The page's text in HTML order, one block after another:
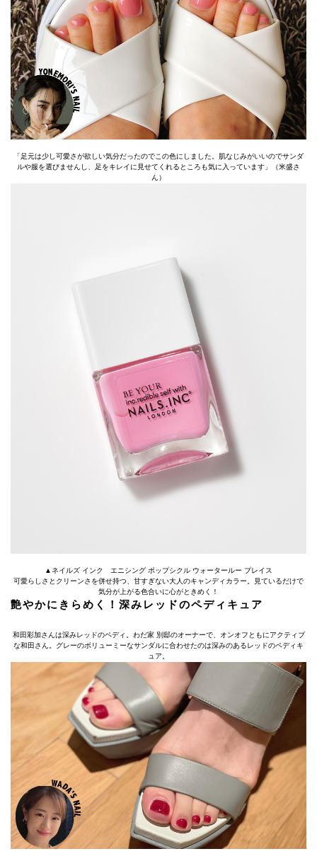
「足元は少し可愛さが欲しい気分だったのでこの色にしました。肌なじみがいいのでサンダ
ルや服を選びませんし、足をキレイに見せてくれるところも気に入っています」（米盛さ
ん）
▲ネイルズ インク エニシング ポップシクル ウォータールー プレイス
可愛らしさとクリーンさを併せ持つ、甘すぎない大人のキャンディカラー。見ているだけで
気分が上がる色合いに心がときめく！
艶やかにきらめく！深みレッドのペディキュア
和田彩加さんは深みレッドのペディ。わだ家 別邸のオーナーで、オンオフともにアクティブ
な和田さん。グレーのボリューミーなサンダルに合わせたのは深みのあるレッドのペディキ
ュア。